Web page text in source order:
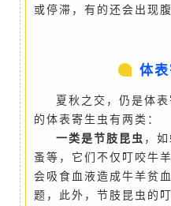
或停滞，有的还会出现
体
夏秋之交，仍是体
的体表寄生虫有两类：
一类是节肢昆虫 ，
蚤等，它们不仅叮咬牛
会吸食血液造成牛羊贫
题，此外，节肢昆虫的